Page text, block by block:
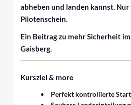
abheben und landen kannst.
Pilotenschein.
Ein Beitrag zu mehr Sicherheit
Gaisberg.
Kursziel & more
Perfekt kontrollierte